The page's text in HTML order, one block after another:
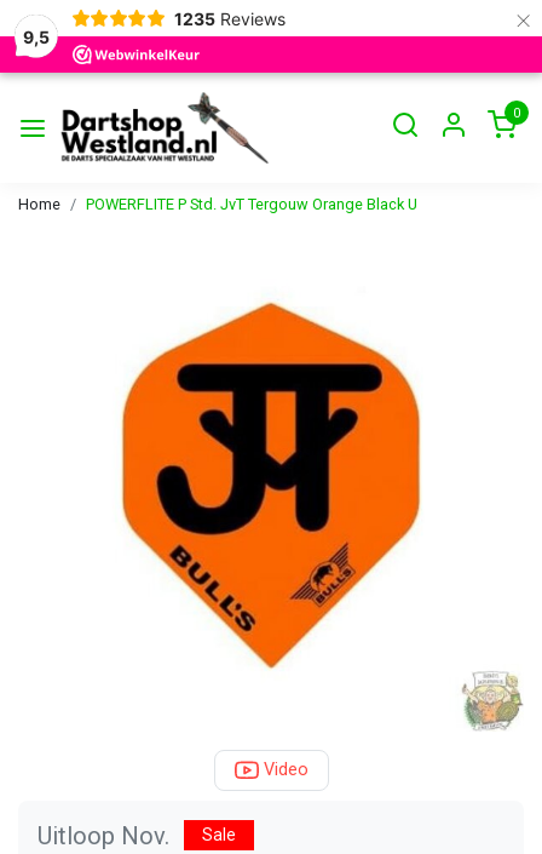
9,5
1235 Reviews ×
0
Home POWERFLITE P Std. JvT Tergouw Orange Black U
Video
Uitloop Nov. Sale